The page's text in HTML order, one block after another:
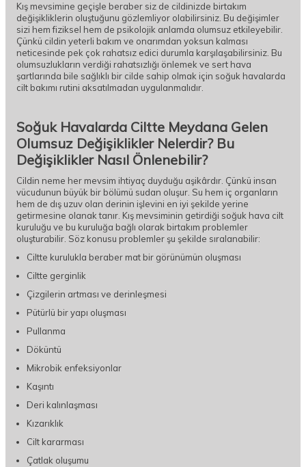
Kış mevsimine geçişle beraber siz de cildinizde birtakım
değişikliklerin oluştuğunu gözlemliyor olabilirsiniz. Bu değişimler
sizi hem fiziksel hem de psikolojik anlamda olumsuz etkileyebilir.
Çünkü cildin yeterli bakım ve onarımdan yoksun kalması
neticesinde pek çok rahatsız edici durumla karşılaşabilirsiniz. Bu
olumsuzlukların verdiği rahatsızlığı önlemek ve sert hava
şartlarında bile sağlıklı bir cilde sahip olmak için soğuk havalarda
cilt bakımı rutini aksatılmadan uygulanmalıdır.
Soğuk Havalarda Ciltte Meydana Gelen
Olumsuz Değişiklikler Nelerdir? Bu
Değişiklikler Nasıl Önlenebilir?
Cildin neme her mevsim ihtiyaç duyduğu aşikârdır. Çünkü insan
vücudunun büyük bir bölümü sudan oluşur. Su hem iç organların
hem de dış uzuv olan derinin işlevini en iyi şekilde yerine
getirmesine olanak tanır. Kış mevsiminin getirdiği soğuk hava cilt
kuruluğu ve bu kuruluğa bağlı olarak birtakım problemler
oluşturabilir. Söz konusu problemler şu şekilde sıralanabilir:
Ciltte kurulukla beraber mat bir görünümün oluşması
Ciltte gerginlik
Çizgilerin artması ve derinleşmesi
Pütürlü bir yapı oluşması
Pullanma
Döküntü
Mikrobik enfeksiyonlar
Kaşıntı
Deri kalınlaşması
Kızarıklık
Cilt kararması
Çatlak oluşumu